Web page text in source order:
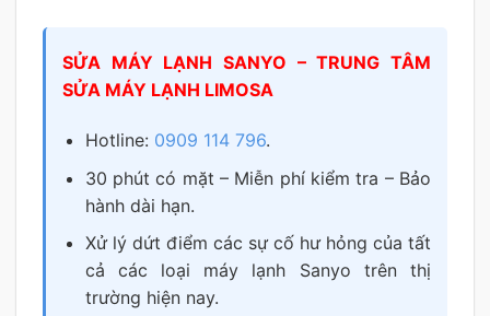
SỬA MÁY LẠNH SANYO – TRUNG TÂM
SỬA MÁY LẠNH LIMOSA
Hotline: 0909 114 796.
30 phút có mặt – Miễn phí kiểm tra – Bảo
hành dài hạn.
Xử lý dứt điểm các sự cố hư hỏng của tất
cả các loại máy lạnh Sanyo trên thị
trường hiện nay.